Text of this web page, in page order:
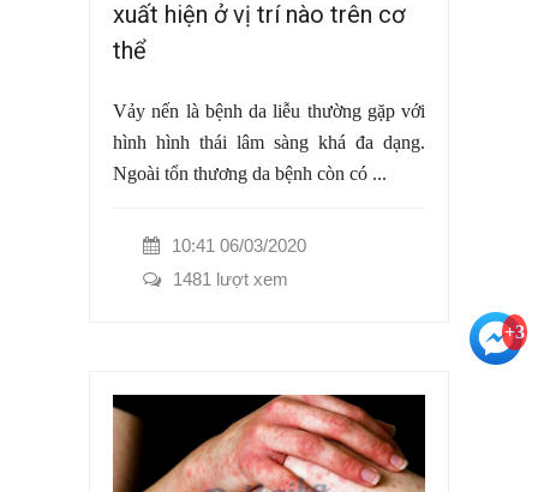
xuất hiện ở vị trí nào trên cơ
thể
Vảy nến là bệnh da liễu thường gặp với
hình hình thái lâm sàng khá đa dạng.
Ngoài tổn thương da bệnh còn có ...
10:41 06/03/2020
1481 lượt xem
+3